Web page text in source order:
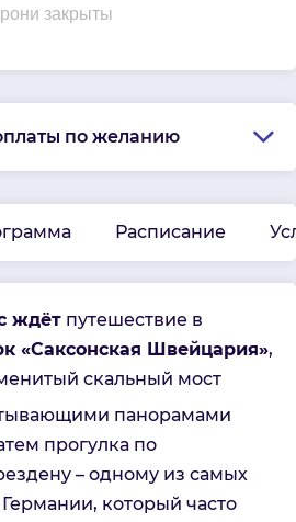
закрыты
по желанию
Расписание
ждёт путешествие в
«Саксонская Швейцария»,
скальный мост
панорамами
прогулка по
– одному из самых
который часто